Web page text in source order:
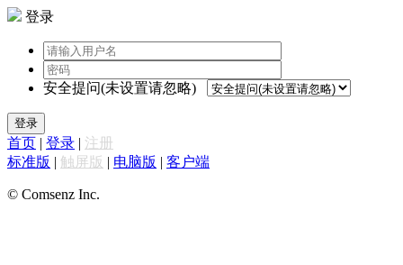
登录
安全提问(未设置请忽略)
登录
首页 | 登录 | 注册
标准版 | 触屏版 | 电脑版 | 客户端
© Comsenz Inc.